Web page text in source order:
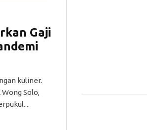
Gaji
kuliner.
Solo,